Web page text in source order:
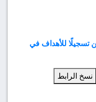
تسجيلًا للأهداف في
نسخ الرابط